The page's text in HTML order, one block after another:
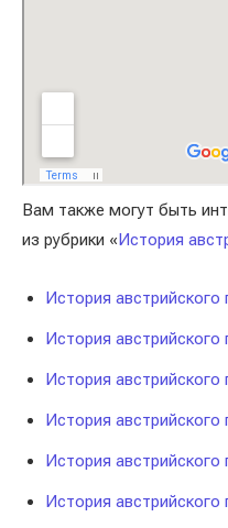
Вам также могут быть
из рубрики « История
История
История
История
История
История
История австрийского